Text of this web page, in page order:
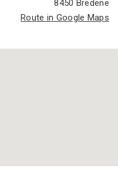
8450 Bredene
Route in Google Maps